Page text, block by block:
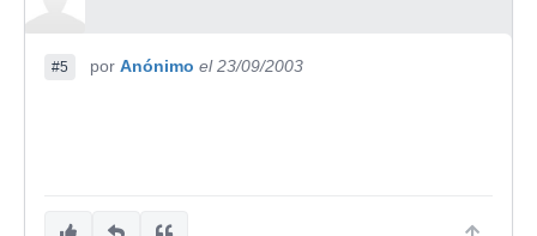
#5 por Anónimo el 23/09/2003